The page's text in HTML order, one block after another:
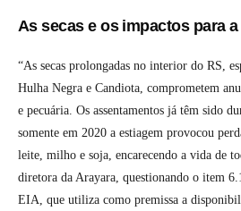
As secas e os impactos para
“As secas prolongadas no interior do RS,
Hulha Negra e Candiota, comprometem
e pecuária. Os assentamentos já têm sido
somente em 2020 a estiagem provocou
leite, milho e soja, encarecendo a vida de
diretora da Arayara, questionando o item
EIA, que utiliza como premissa a